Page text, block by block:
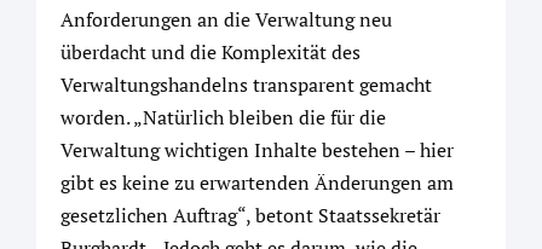
Anforderungen an die Verwaltung neu
überdacht und die Komplexität des
Verwaltungshandelns transparent gemacht
worden. „Natürlich bleiben die für die
Verwaltung wichtigen Inhalte bestehen – hier
gibt es keine zu erwartenden Änderungen am
gesetzlichen Auftrag“, betont Staatssekretär